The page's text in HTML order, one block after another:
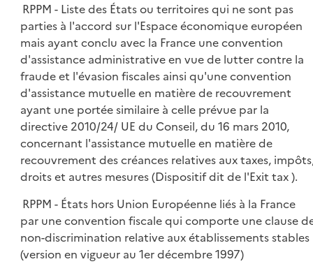
RPPM - Liste des États ou territoires qui ne sont pas
parties à l'accord sur l'Espace économique européen
mais ayant conclu avec la France une convention
d'assistance administrative en vue de lutter contre la
fraude et l'évasion fiscales ainsi qu'une convention
d'assistance mutuelle en matière de recouvrement
ayant une portée similaire à celle prévue par la
directive 2010/24/ UE du Conseil, du 16 mars 2010,
concernant l'assistance mutuelle en matière de
recouvrement des créances relatives aux taxes,
droits et autres mesures (Dispositif dit de l'Exit tax ).
RPPM - États hors Union Européenne liés à la France
par une convention fiscale qui comporte une clause
non-discrimination relative aux établissements stables
(version en vigueur au 1er décembre 1997)